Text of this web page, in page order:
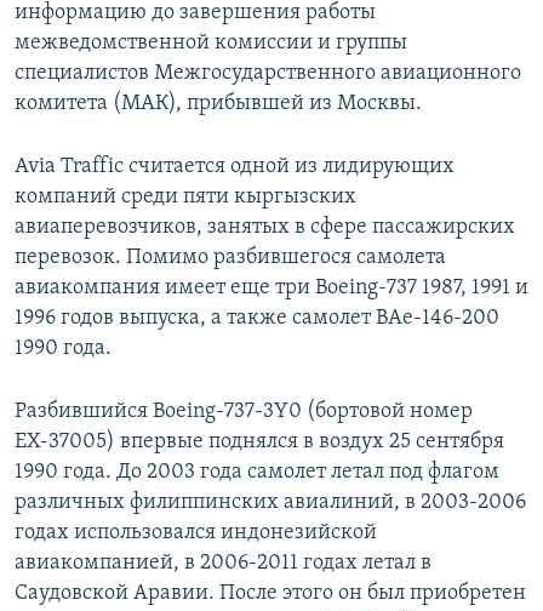
информацию до завершения работы
межведомственной комиссии и группы
специалистов Межгосударственного авиационного
комитета (МАК), прибывшей из Москвы.
Avia Traffic считается одной из лидирующих
компаний среди пяти кыргызских
авиаперевозчиков, занятых в сфере пассажирских
перевозок. Помимо разбившегося самолета
авиакомпания имеет еще три Boeing-737 1987, 1991 и
1996 годов выпуска, а также самолет BАe-146-200
1990 года.
Разбившийся Boeing-737-3Y0 (бортовой номер
ЕХ-37005) впервые поднялся в воздух 25 сентября
1990 года. До 2003 года самолет летал под флагом
различных филиппинских авиалиний, в 2003-2006
годах использовался индонезийской
авиакомпанией, в 2006-2011 годах летал в
Саудовской Аравии. После этого он был приобретен